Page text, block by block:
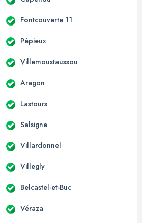
Fontcouverte 11
Pépieux
Villemoustaussou
Aragon
Lastours
Salsigne
Villardonnel
Villegly
Belcastel-et-Buc
Véraza